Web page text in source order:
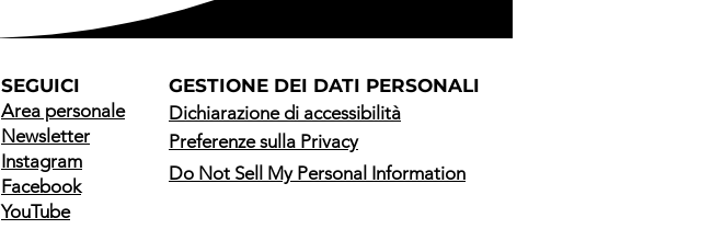
SEGUICI
Area personale
Newsletter
Instagram
Facebook
YouTube
GESTIONE DEI DATI PERSONALI
Dichiarazione di accessibilità
Preferenze sulla Privacy
Do Not Sell My Personal Information